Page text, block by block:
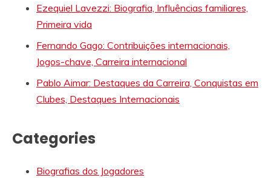
Ezequiel Lavezzi: Biografia, Influências familiares,
Primeira vida
Fernando Gago: Contribuições internacionais,
Jogos-chave, Carreira internacional
Pablo Aimar: Destaques da Carreira, Conquistas em
Clubes, Destaques Internacionais
Categories
Biografias dos Jogadores